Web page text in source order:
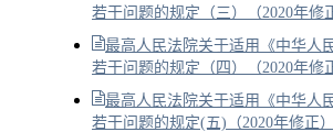
若干问题的规定（三）（2020年修
最高人民法院关于适用《中华人
若干问题的规定（四）（2020年修
最高人民法院关于适用《中华人
若干问题的规定(五)（2020年修正）